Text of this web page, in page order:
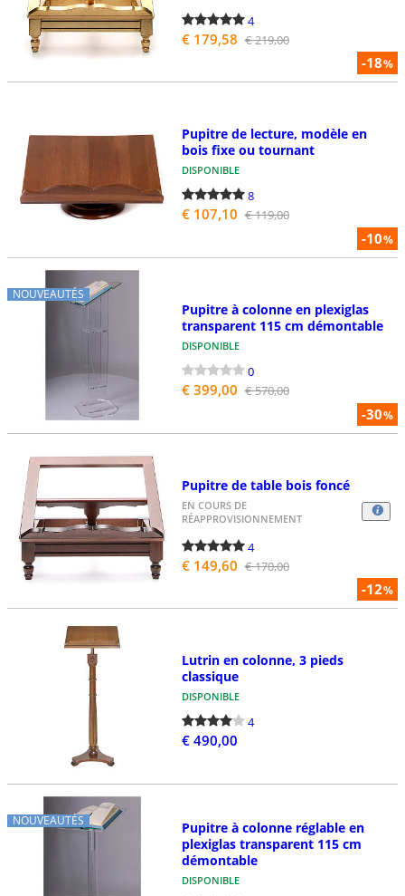
-18%
4
€ 179,58 € 219,00
-10%
Pupitre de lecture, modèle en
bois fixe ou tournant
DISPONIBLE
8
€ 107,10 € 119,00
NOUVEAUTÉS
-30%
Pupitre à colonne en plexiglas
transparent 115 cm démontable
DISPONIBLE
0
€ 399,00 € 570,00
-12%
Pupitre de table bois foncé
EN COURS DE
RÉAPPROVISIONNEMENT
4
€ 149,60 € 170,00
Lutrin en colonne, 3 pieds
classique
DISPONIBLE
4
€ 490,00
NOUVEAUTÉS
Pupitre à colonne réglable en
plexiglas transparent 115 cm
démontable
DISPONIBLE